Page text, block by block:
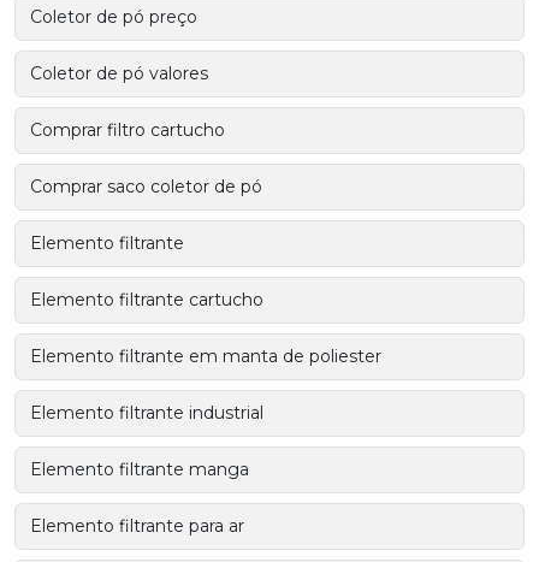
Coletor de pó preço
Coletor de pó valores
Comprar filtro cartucho
Comprar saco coletor de pó
Elemento filtrante
Elemento filtrante cartucho
Elemento filtrante em manta de poliester
Elemento filtrante industrial
Elemento filtrante manga
Elemento filtrante para ar